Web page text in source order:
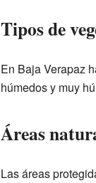
Tipos de
En Baja Verapaz
húmedos y muy
Áreas
Las áreas